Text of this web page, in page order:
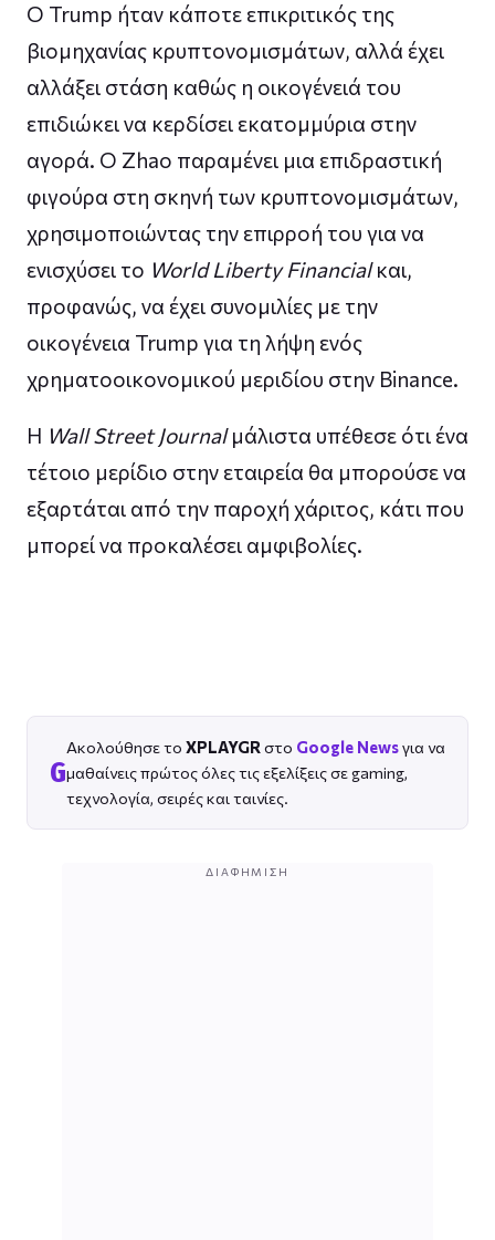
Ο Trump ήταν κάποτε επικριτικός της
βιομηχανίας κρυπτονομισμάτων, αλλά έχει
αλλάξει στάση καθώς η οικογένειά του
επιδιώκει να κερδίσει εκατομμύρια στην
αγορά. Ο Zhao παραμένει μια επιδραστική
φιγούρα στη σκηνή των κρυπτονομισμάτων,
χρησιμοποιώντας την επιρροή του για να
ενισχύσει το World Liberty Financialκαι,
προφανώς, να έχει συνομιλίες με την
οικογένεια Trump για τη λήψη ενός
χρηματοοικονομικού μεριδίου στην Binance.
Η Wall Street Journalμάλιστα υπέθεσε ότι ένα
τέτοιο μερίδιο στην εταιρεία θα μπορούσε να
εξαρτάται από την παροχή χάριτος, κάτι που
μπορεί να προκαλέσει αμφιβολίες.
G
Ακολούθησε το XPLAYGR στο Google Newsγια να
μαθαίνεις πρώτος όλες τις εξελίξεις σε gaming,
τεχνολογία, σειρές και ταινίες.
ΔΙΑΦΉΜΙΣΗ